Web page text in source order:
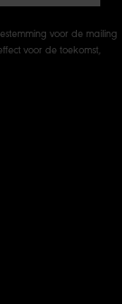
voor de mailing
voor de toekomst,